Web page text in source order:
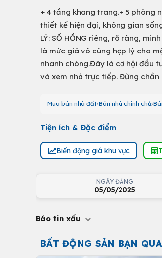
+ 4 tầng khang trang.+ 5 phòng
thiết kế hiện đại, không gian
LÝ: SỔ HỒNG riêng, rõ ràng,
là mức giá vô cùng hợp lý cho
nhanh chóng.Đây là cơ hội đầu
và xem nhà trực tiếp. Đừng chần
Mua bán nhà đất Bán nhà chính chủ
Tiện ích & Đặc điểm
Biến động giá khu vực
NGÀY ĐĂNG
05/05/2025
Báo tin xấu
BẤT ĐỘNG SẢN BẠN